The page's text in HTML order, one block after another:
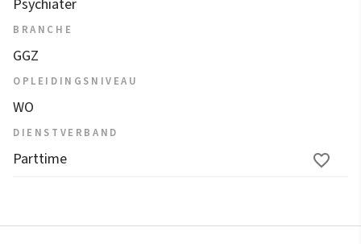
Psychiater
BRANCHE
GGZ
OPLEIDINGSNIVEAU
WO
DIENSTVERBAND
Parttime